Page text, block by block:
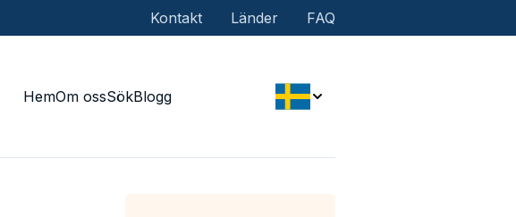
Kontakt Länder FAQ
HemOm ossSökBlogg